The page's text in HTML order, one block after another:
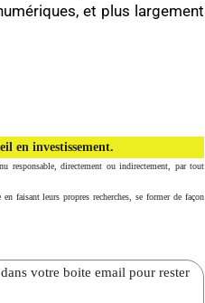
et plus largement
en investissement.
responsable, directement ou indirectement, par tout
faisant leurs propres recherches, se former de façon
votre boite email pour rester